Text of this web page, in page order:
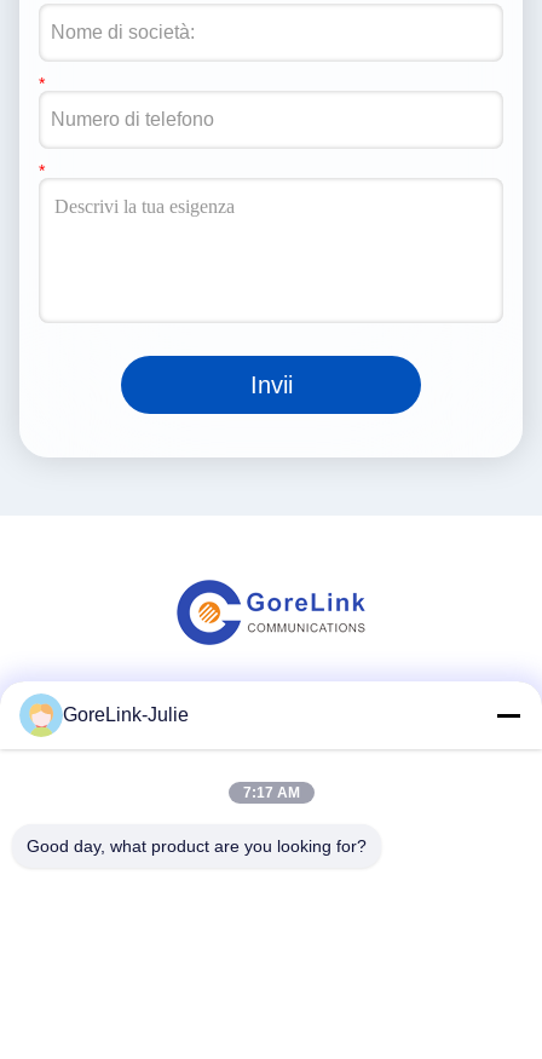
Invii
GoreLink-Julie
7:17 AM
Good day, what product are you looking for?